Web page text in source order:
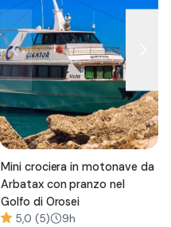
Mini crociera in motonave da
Arbatax con pranzo nel
Golfo di Orosei
5,0 (5) 9h